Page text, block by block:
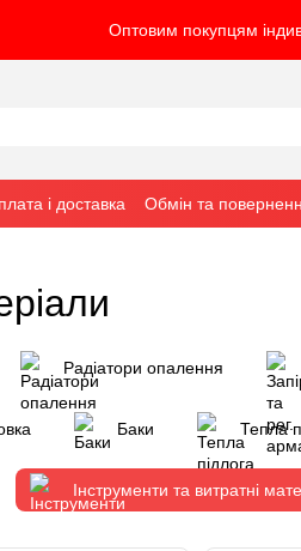
Оптовим покупцям
і доставка Обмін та
Радіатори опалення
Баки Тепла
Інструменти та витратні